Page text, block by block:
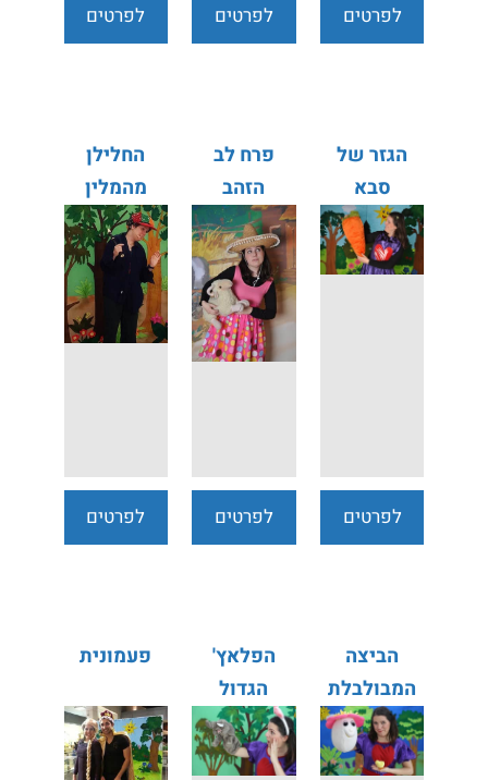
לפרטים
לפרטים
לפרטים
הגזר של
סבא
לפרטים
פרח לב
הזהב
לפרטים
החלילן
מהמלין
לפרטים
הביצה
המבולבלת
הפלאץ'
הגדול
פעמונית